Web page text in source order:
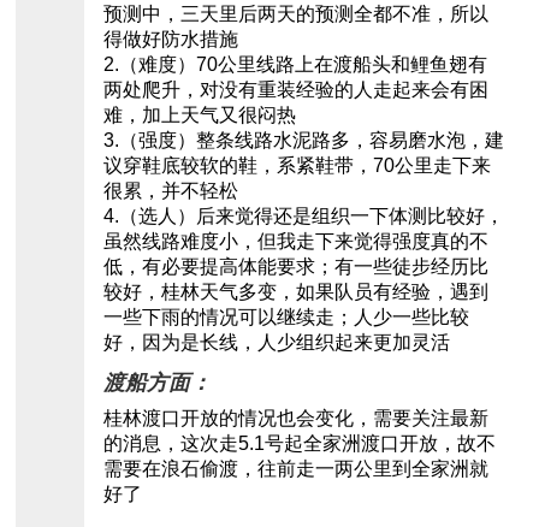
预测中，三天里后两天的预测全都不准，所以
得做好防水措施
2.（难度）70公里线路上在渡船头和鲤鱼翅有
两处爬升，对没有重装经验的人走起来会有困
难，加上天气又很闷热
3.（强度）整条线路水泥路多，容易磨水泡，建
议穿鞋底较软的鞋，系紧鞋带，70公里走下来
很累，并不轻松
4.（选人）后来觉得还是组织一下体测比较好，
虽然线路难度小，但我走下来觉得强度真的不
低，有必要提高体能要求；有一些徒步经历比
较好，桂林天气多变，如果队员有经验，遇到
一些下雨的情况可以继续走；人少一些比较
好，因为是长线，人少组织起来更加灵活
渡船方面：
桂林渡口开放的情况也会变化，需要关注最新
的消息，这次走5.1号起全家洲渡口开放，故不
需要在浪石偷渡，往前走一两公里到全家洲就
好了